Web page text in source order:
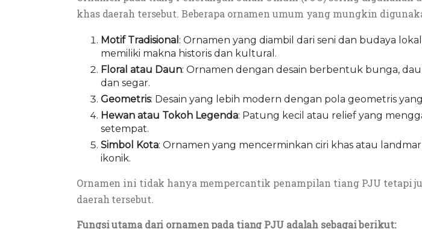
khas daerah tersebut. Beberapa ornamen umum yang mungkin
Motif Tradisional : Ornamen yang diambil dari seni dan budaya
memiliki makna historis dan kultural.
Floral atau Daun: Ornamen dengan desain berbentuk bunga,
dan segar.
Geometris: Desain yang lebih modern dengan pola geometris
Hewan atau Tokoh Legenda: Patung kecil atau relief yang
setempat.
Simbol Kota: Ornamen yang mencerminkan ciri khas atau
ikonik.
Ornamen ini tidak hanya mempercantik penampilan tiang PJU tetapi
daerah tersebut.
Fungsi utama dari ornamen pada tiang PJU adalah sebagai berikut: